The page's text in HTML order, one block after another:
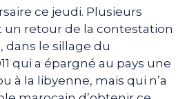
ce jeudi. Plusieurs
retour de la contestation
dans le sillage du
qui a épargné au pays une
à la libyenne, mais qui n’a